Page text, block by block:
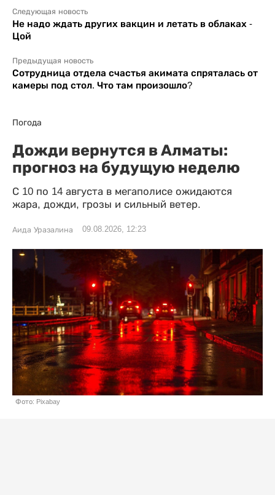
Следующая новость
Не надо ждать других вакцин и летать в облаках -
Цой
Предыдущая новость
Сотрудница отдела счастья акимата спряталась от
камеры под стол. Что там произошло?
Погода
Дожди вернутся в Алматы:
прогноз на будущую неделю
С 10 по 14 августа в мегаполисе ожидаются
жара, дожди, грозы и сильный ветер.
Аида Уразалина 09.08.2026, 12:23
Фото: Pixabay